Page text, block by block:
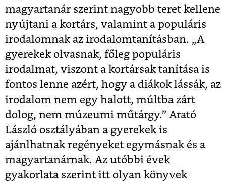
magyartanár szerint nagyobb teret kellene
nyújtani a kortárs, valamint a populáris
irodalomnak az irodalomtanításban. „A
gyerekek olvasnak, főleg populáris
irodalmat, viszont a kortársak tanítása is
fontos lenne azért, hogy a diákok lássák, az
irodalom nem egy halott, múltba zárt
dolog, nem múzeumi műtárgy.” Arató
László osztályában a gyerekek is
ajánlhatnak regényeket egymásnak és a
magyartanárnak. Az utóbbi évek
gyakorlata szerint itt olyan könyvek